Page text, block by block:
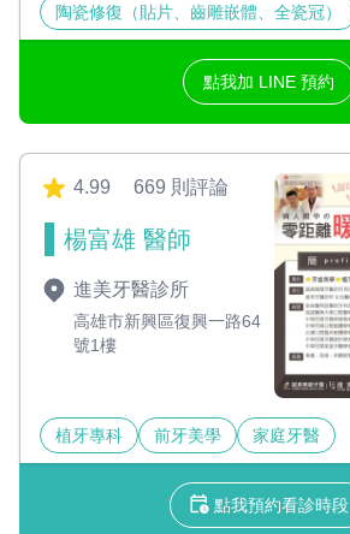
陶瓷修復（貼片、齒雕嵌體、全瓷冠）
點我加 LINE 預約
4.99 669 則評論
楊富雄 醫師
進美牙醫診所
高雄市新興區復興一路64
號1樓
植牙專科 前牙美學 家庭牙醫
點我預約看診時段